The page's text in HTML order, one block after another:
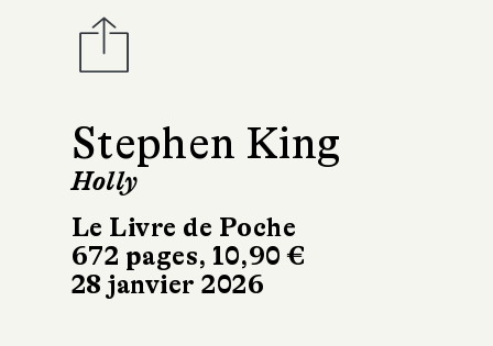
Stephen King
Holly
Le Livre de Poche
672 pages, 10,90 €
28 janvier 2026